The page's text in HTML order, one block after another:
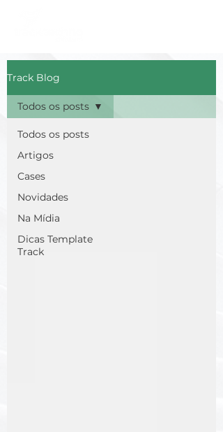
Track Blog
Todos os posts
Artigos
Cases
Novidades
Na Mídia
Dicas Template
Track
Todos os posts